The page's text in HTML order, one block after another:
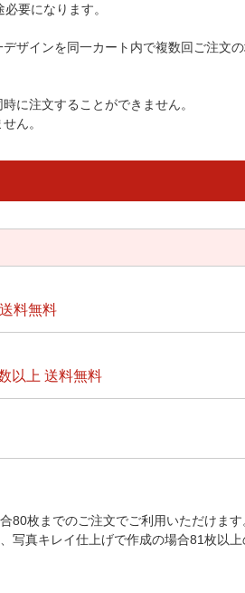
要になります。
ザインを同一カート内で複数回ご注文
に注文することができません。
ん。
料無料
以上 送料無料
枚までのご注文でご利用いただけます
写真キレイ仕上げで作成の場合81枚以上